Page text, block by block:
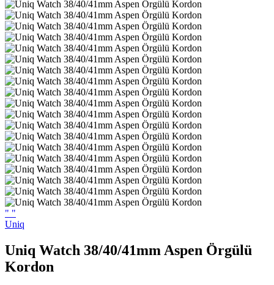
" "
Uniq
Uniq Watch 38/40/41mm Aspen Örgülü
Kordon